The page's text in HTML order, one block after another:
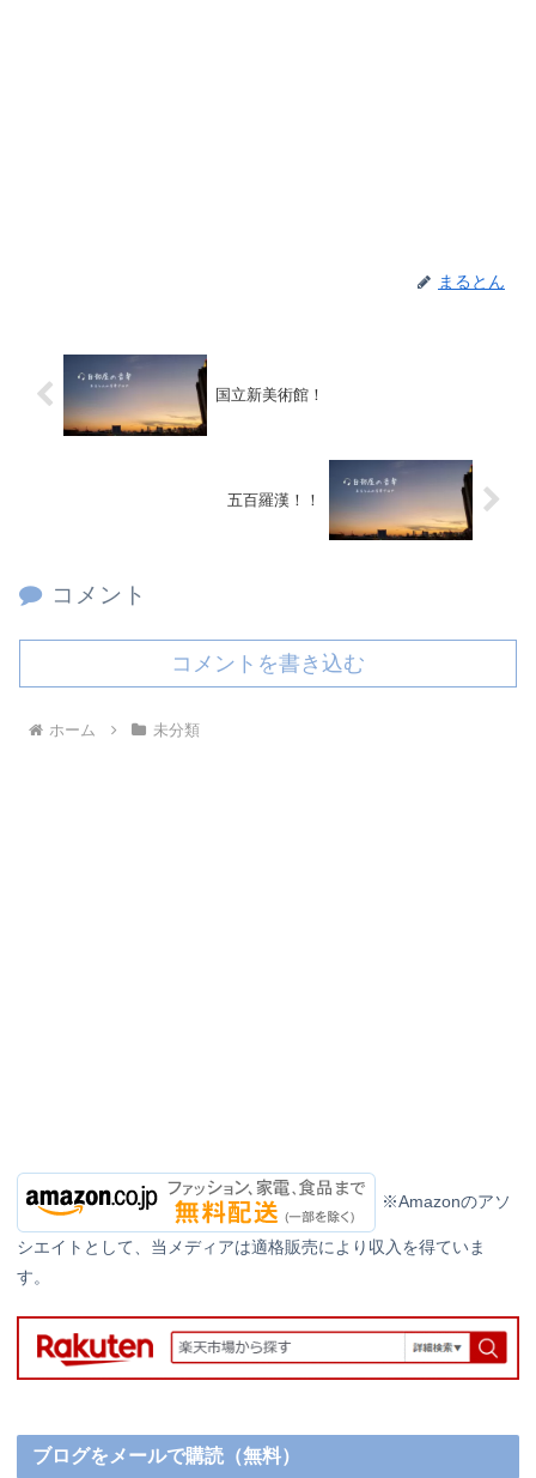
まるとん
国立新美術館！
五百羅漢！！
コメント
コメントを書き込む
ホーム 未分類
※Amazonのアソ
シエイトとして、当メディアは適格販売により収入を得ていま
す。
ブログをメールで購読（無料）